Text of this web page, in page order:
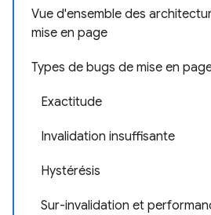
Vue d'ensemble des
mise en page
Types de bugs de mise en
Exactitude
Invalidation insuffisante
Hystérésis
Sur-invalidation et